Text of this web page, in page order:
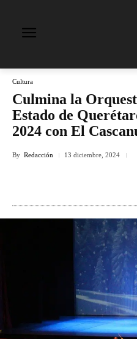
Cultura
Culmina la
Estado de
2024 con El
By Redacción 13 diciembre, 2024